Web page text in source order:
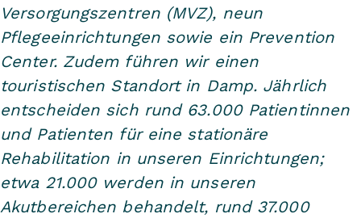
Versorgungszentren (MVZ), neun
Pflegeeinrichtungen sowie ein Prevention
Center. Zudem führen wir einen
touristischen Standort in Damp. Jährlich
entscheiden sich rund 63.000 Patientinnen
und Patienten für eine stationäre
Rehabilitation in unseren Einrichtungen;
etwa 21.000 werden in unseren
Akutbereichen behandelt, rund 37.000